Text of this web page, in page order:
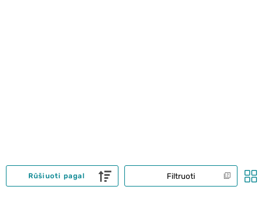
Filtruoti
Rūšiuoti pagal